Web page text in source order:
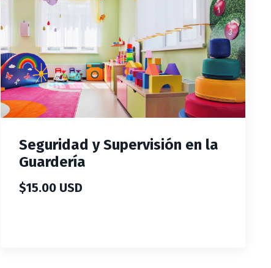
Seguridad y Supervisión en la
Guardería
$15.00 USD